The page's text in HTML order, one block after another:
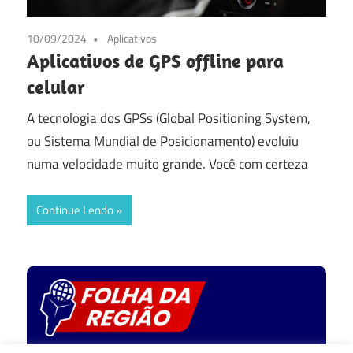
10/09/2024 Aplicativos
Aplicativos de GPS offline para
celular
A tecnologia dos GPSs (Global Positioning System,
ou Sistema Mundial de Posicionamento) evoluiu
numa velocidade muito grande. Você com certeza
Continue Lendo